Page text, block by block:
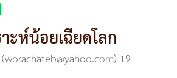
ะห์น้อยเฉียดโลก
19